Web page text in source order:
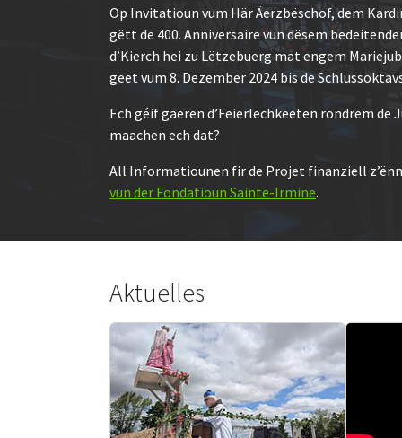
Op Invitatioun vum Här Äerzbëschof, dem
gëtt de 400. Anniversaire vun dësem
d’Kierch hei zu Lëtzebuerg mat engem
geet vum 8. Dezember 2024 bis de
Ech géif gäeren d’Feierlechkeeten rondrëm de
maachen ech dat?
All Informatiounen fir de Projet finanziell
vun der Fondatioun Sainte-Irmine.
Aktuelles